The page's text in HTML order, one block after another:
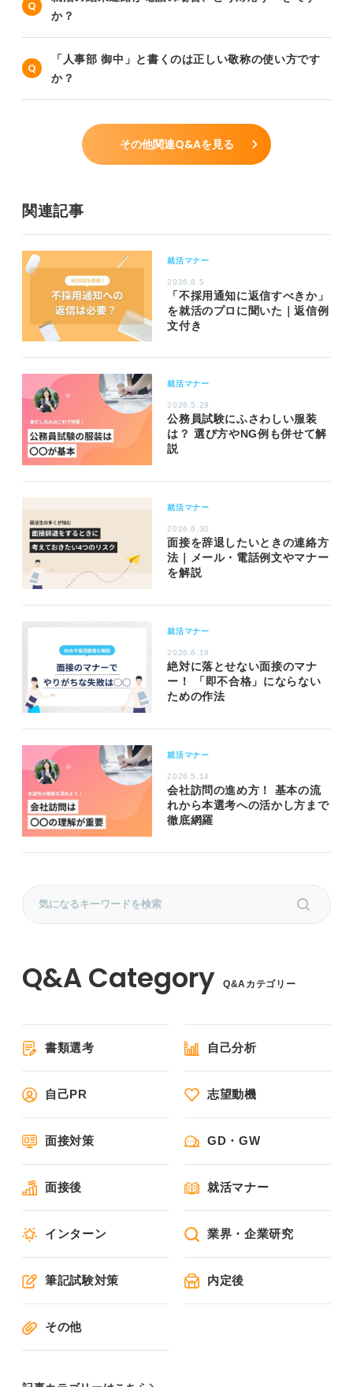
か？
「人事部 御中」と書くのは正しい敬称の使い方です
か？
その他関連Q&Aを見る
関連記事
就活マナー
2026.8.5
「不採用通知に返信すべきか」
を就活のプロに聞いた｜返信例
文付き
就活マナー
2026.5.29
公務員試験にふさわしい服装
は？ 選び方やNG例も併せて解
説
就活マナー
2026.6.30
面接を辞退したいときの連絡方
法｜メール・電話例文やマナー
を解説
就活マナー
2026.6.18
絶対に落とせない面接のマナ
ー！ 「即不合格」にならない
ための作法
就活マナー
2026.5.14
会社訪問の進め方！ 基本の流
れから本選考への活かし方まで
徹底網羅
Q&Aカテゴリー
書類選考 自己分析
自己PR 志望動機
面接対策 GD・GW
面接後 就活マナー
インターン 業界・企業研究
筆記試験対策 内定後
その他